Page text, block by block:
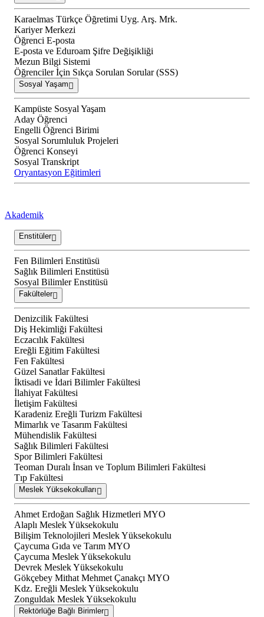
Karaelmas Türkçe Öğretimi Uyg. Arş. Mrk.
Kariyer Merkezi
Öğrenci E-posta
E-posta ve Eduroam Şifre Değişikliği
Mezun Bilgi Sistemi
Öğrenciler İçin Sıkça Sorulan Sorular (SSS)
Sosyal Yaşam
Kampüste Sosyal Yaşam
Aday Öğrenci
Engelli Öğrenci Birimi
Sosyal Sorumluluk Projeleri
Öğrenci Konseyi
Sosyal Transkript
Oryantasyon Eğitimleri
Akademik
Enstitüler
Fen Bilimleri Enstitüsü
Sağlık Bilimleri Enstitüsü
Sosyal Bilimler Enstitüsü
Fakülteler
Denizcilik Fakültesi
Diş Hekimliği Fakültesi
Eczacılık Fakültesi
Ereğli Eğitim Fakültesi
Fen Fakültesi
Güzel Sanatlar Fakültesi
İktisadi ve İdari Bilimler Fakültesi
İlahiyat Fakültesi
İletişim Fakültesi
Karadeniz Ereğli Turizm Fakültesi
Mimarlık ve Tasarım Fakültesi
Mühendislik Fakültesi
Sağlık Bilimleri Fakültesi
Spor Bilimleri Fakültesi
Teoman Duralı İnsan ve Toplum Bilimleri Fakültesi
Tıp Fakültesi
Meslek Yüksekokulları
Ahmet Erdoğan Sağlık Hizmetleri MYO
Alaplı Meslek Yüksekokulu
Bilişim Teknolojileri Meslek Yüksekokulu
Çaycuma Gıda ve Tarım MYO
Çaycuma Meslek Yüksekokulu
Devrek Meslek Yüksekokulu
Gökçebey Mithat Mehmet Çanakçı MYO
Kdz. Ereğli Meslek Yüksekokulu
Zonguldak Meslek Yüksekokulu
Rektörlüğe Bağlı Birimler